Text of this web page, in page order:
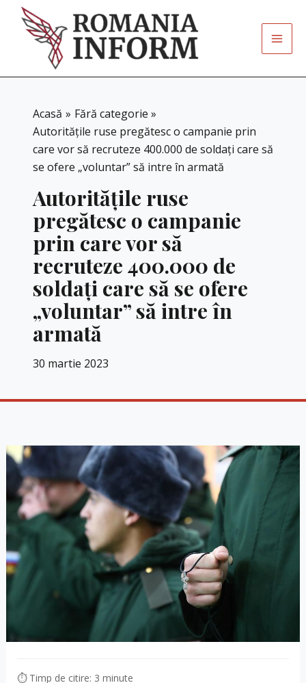
content
Acasă
Fără categorie
Autoritățile ruse pregătesc o campanie prin
care vor să recruteze 400.000 de soldați care să
se ofere „voluntar” să intre în armată
Autoritățile ruse
pregătesc o campanie
prin care vor să
recruteze 400.000 de
soldați care să se ofere
„voluntar” să intre în
armată
30 martie 2023
⏱ Timp de citire: 3 minute